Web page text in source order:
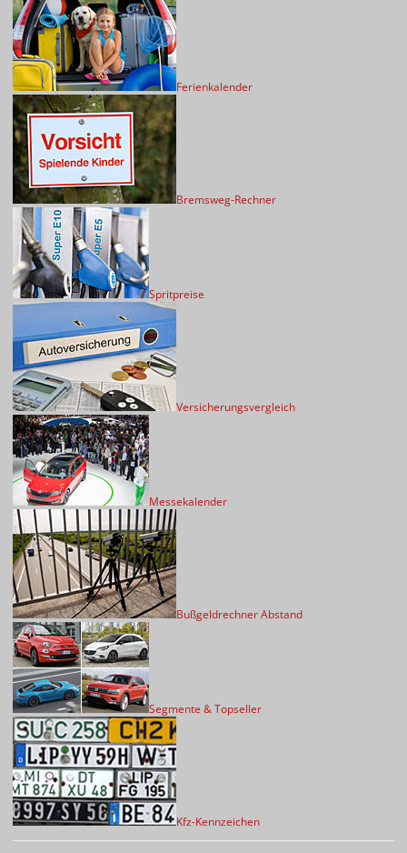
Ferienkalender
Bremsweg-Rechner
Spritpreise
Versicherungsvergleich
Messekalender
Bußgeldrechner Abstand
Segmente & Topseller
Kfz-Kennzeichen